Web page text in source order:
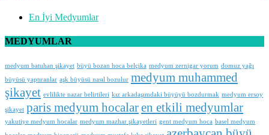
En İyi Medyumlar
MEDYUMLAR
medyum batuhan şikayet büyü bozan hoca belçika medyum zernigar yorum domuz yağı
büyüsü yaptıranlar aşk büyüsü nasıl bozulur medyum muhammed
şikayet evlilikte nazar belirtileri kız arkadaşımdaki büyüyü bozdurmak medyum ersoy
şikayet paris medyum hocalaren etkili medyumlar
yakutiye medyum hocalar medyum mazhar şikayetleri gent medyum hoca basel medyum